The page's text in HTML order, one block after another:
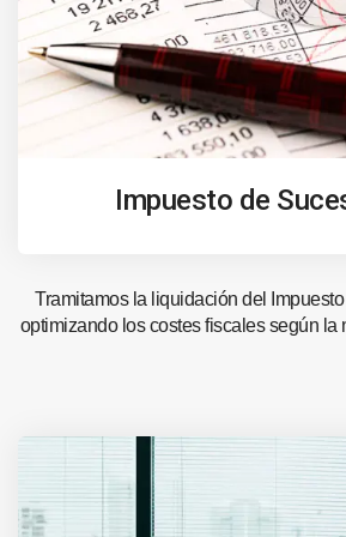
Impuesto de
Tramitamos la liquidación del
optimizando los costes fiscales según la